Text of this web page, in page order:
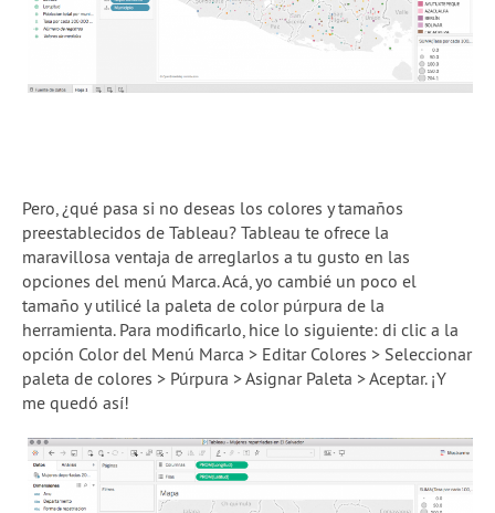
Pero, ¿qué pasa si no deseas los colores y tamaños
preestablecidos de Tableau? Tableau te ofrece la
maravillosa ventaja de arreglarlos a tu gusto en las
opciones del menú Marca. Acá, yo cambié un poco el
tamaño y utilicé la paleta de color púrpura de la
herramienta. Para modificarlo, hice lo siguiente: di clic a la
opción Color del Menú Marca > Editar Colores > Seleccionar
paleta de colores > Púrpura > Asignar Paleta > Aceptar. ¡Y
me quedó así!